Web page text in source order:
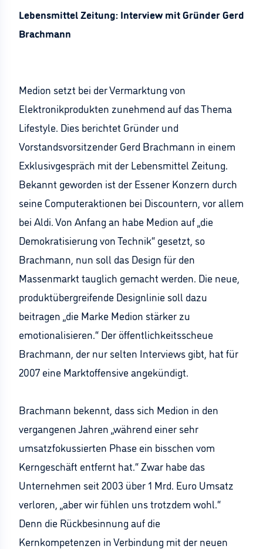
Lebensmittel Zeitung: Interview mit Gründer Gerd
Brachmann
Medion setzt bei der Vermarktung von
Elektronikprodukten zunehmend auf das Thema
Lifestyle. Dies berichtet Gründer und
Vorstandsvorsitzender Gerd Brachmann in einem
Exklusivgespräch mit der Lebensmittel Zeitung.
Bekannt geworden ist der Essener Konzern durch
seine Computeraktionen bei Discountern, vor allem
bei Aldi. Von Anfang an habe Medion auf „die
Demokratisierung von Technik“ gesetzt, so
Brachmann, nun soll das Design für den
Massenmarkt tauglich gemacht werden. Die neue,
produktübergreifende Designlinie soll dazu
beitragen „die Marke Medion stärker zu
emotionalisieren.“ Der öffentlichkeitsscheue
Brachmann, der nur selten Interviews gibt, hat für
2007 eine Marktoffensive angekündigt.
Brachmann bekennt, dass sich Medion in den
vergangenen Jahren „während einer sehr
umsatzfokussierten Phase ein bisschen vom
Kerngeschäft entfernt hat.“ Zwar habe das
Unternehmen seit 2003 über 1 Mrd. Euro Umsatz
verloren, „aber wir fühlen uns trotzdem wohl.“
Denn die Rückbesinnung auf die
Kernkompetenzen in Verbindung mit der neuen